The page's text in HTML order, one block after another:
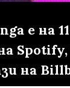
е на
на